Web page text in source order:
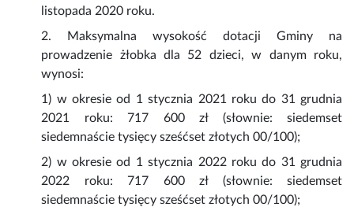
listopada 2020 roku.
2. Maksymalna wysokość dotacji Gminy na
prowadzenie żłobka dla 52 dzieci, w danym roku,
wynosi:
1) w okresie od 1 stycznia 2021 roku do 31 grudnia
2021 roku: 717 600 zł (słownie: siedemset
siedemnaście tysięcy sześćset złotych 00/100);
2) w okresie od 1 stycznia 2022 roku do 31 grudnia
2022 roku: 717 600 zł (słownie: siedemset
siedemnaście tysięcy sześćset złotych 00/100);